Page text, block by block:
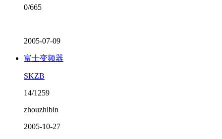
0/665
2005-07-09
富士变频器
SKZB
14/1259
zhouzhibin
2005-10-27